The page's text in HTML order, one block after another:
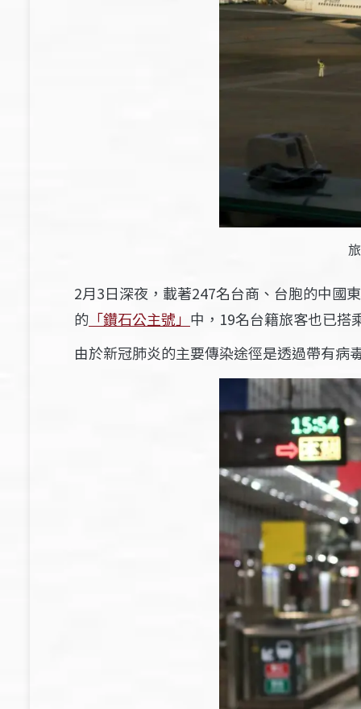
2月3日深夜，載著247名台商、台胞的中國
的 「鑽石公主號」 中，19名台籍旅客也已搭
由於新冠肺炎的主要傳染途徑是透過帶有